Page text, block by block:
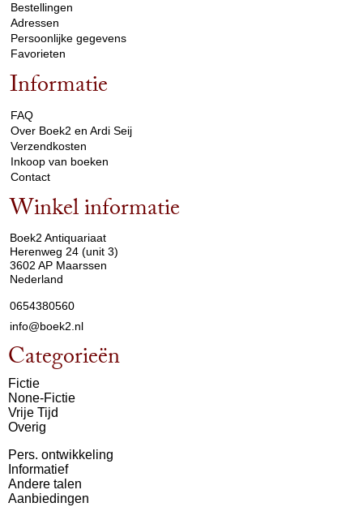
Bestellingen
Adressen
Persoonlijke gegevens
Favorieten
Informatie
FAQ
Over Boek2 en Ardi Seij
Verzendkosten
Inkoop van boeken
Contact
Winkel informatie
Boek2 Antiquariaat
Herenweg 24 (unit 3)
3602 AP Maarssen
Nederland
0654380560
info@boek2.nl
Categorieën
Fictie
None-Fictie
Vrije Tijd
Overig
Pers. ontwikkeling
Informatief
Andere talen
Aanbiedingen